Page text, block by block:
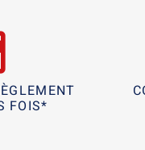
FOIS*